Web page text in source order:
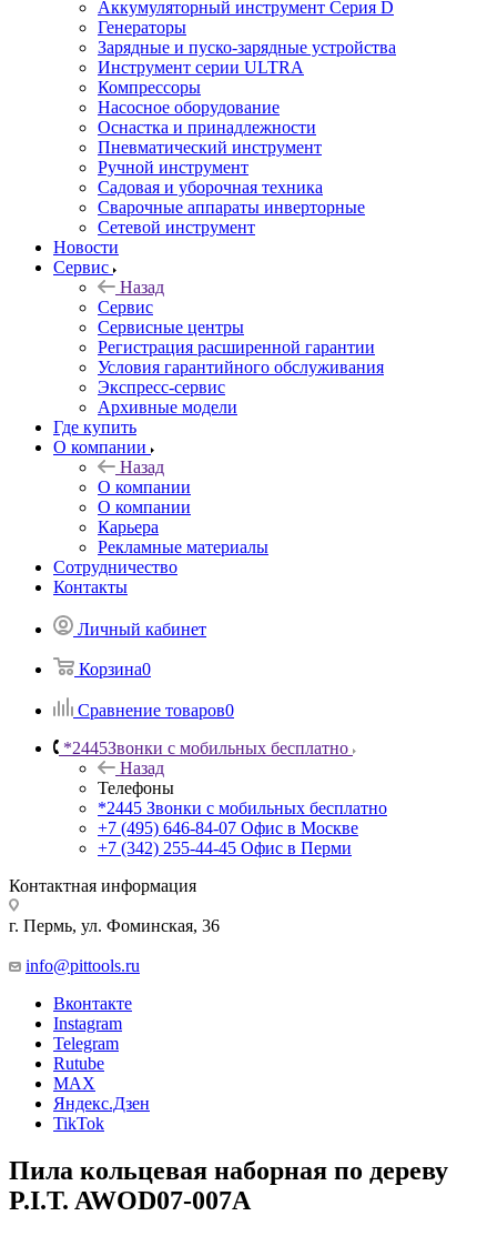
Аккумуляторный инструмент Серия D
Генераторы
Зарядные и пуско-зарядные устройства
Инструмент серии ULTRA
Компрессоры
Насосное оборудование
Оснастка и принадлежности
Пневматический инструмент
Ручной инструмент
Садовая и уборочная техника
Сварочные аппараты инверторные
Сетевой инструмент
Новости
Сервис
Назад
Сервис
Сервисные центры
Регистрация расширенной гарантии
Условия гарантийного обслуживания
Экспресс-сервис
Архивные модели
Где купить
О компании
Назад
О компании
О компании
Карьера
Рекламные материалы
Сотрудничество
Контакты
Личный кабинет
Корзина0
Сравнение товаров0
*2445Звонки с мобильных бесплатно
Назад
Телефоны
*2445 Звонки с мобильных бесплатно
+7 (495) 646-84-07 Офис в Москве
+7 (342) 255-44-45 Офис в Перми
Контактная информация
г. Пермь, ул. Фоминская, 36
info@pittools.ru
Вконтакте
Instagram
Telegram
Rutube
MAX
Яндекс.Дзен
TikTok
Пила кольцевая наборная по дереву
P.I.T. AWOD07-007A